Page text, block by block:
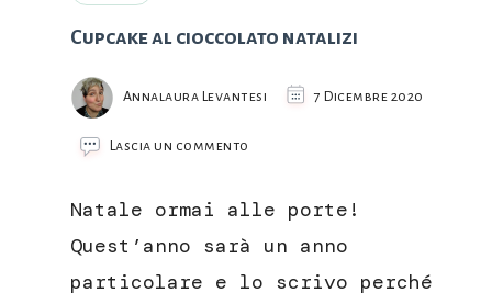
Cupcake al cioccolato natalizi
Annalaura Levantesi 7 Dicembre 2020
Lascia un commento
cioccolato
Natale ormai alle porte!
Quest’anno sarà un anno
particolare e lo scrivo perché